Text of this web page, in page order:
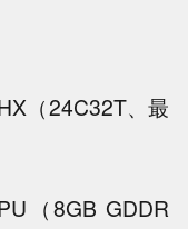
（24C32T、最
（8GB GDDR